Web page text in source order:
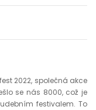
2022, společná akce
se nás 8000, což je
festivalem. To